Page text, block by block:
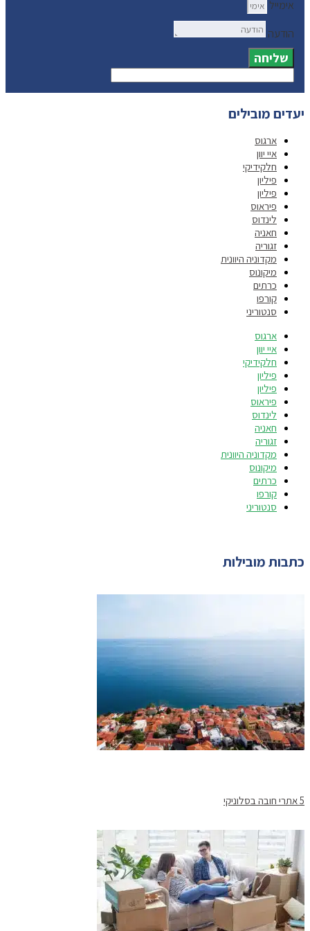
אימייל
הודעה
שליחה
יעדים מובילים
ארגוס
איי יוון
חלקידיקי
פיליון
פיליון
פיראוס
לינדוס
חאניה
זגוריה
מקדוניה היוונית
מיקונוס
כרתים
קורפו
סנטוריני
ארגוס
איי יוון
חלקידיקי
פיליון
פיליון
פיראוס
לינדוס
חאניה
זגוריה
מקדוניה היוונית
מיקונוס
כרתים
קורפו
סנטוריני
כתבות מובילות
5 אתרי חובה בסלוניקי